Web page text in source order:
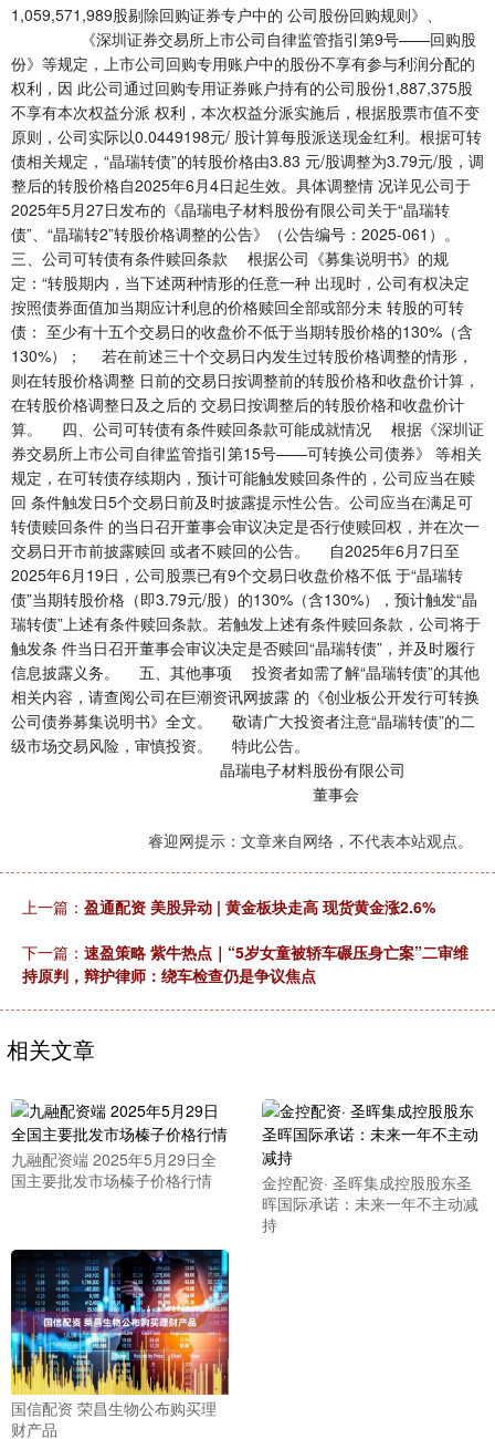
1,059,571,989股剔除回购证券专户中的 公司股份回购规则》、
《深圳证券交易所上市公司自律监管指引第9号——回购股
份》等规定，上市公司回购专用账户中的股份不享有参与利润分配的
权利，因 此公司通过回购专用证券账户持有的公司股份1,887,375股
不享有本次权益分派 权利，本次权益分派实施后，根据股票市值不变
原则，公司实际以0.0449198元/ 股计算每股派送现金红利。根据可转
债相关规定，“晶瑞转债”的转股价格由3.83 元/股调整为3.79元/股，调
整后的转股价格自2025年6月4日起生效。具体调整情 况详见公司于
2025年5月27日发布的《晶瑞电子材料股份有限公司关于“晶瑞转
债”、“晶瑞转2”转股价格调整的公告》（公告编号：2025-061）。
三、公司可转债有条件赎回条款 根据公司《募集说明书》的规
定：“转股期内，当下述两种情形的任意一种 出现时，公司有权决定
按照债券面值加当期应计利息的价格赎回全部或部分未 转股的可转
债： 至少有十五个交易日的收盘价不低于当期转股价格的130%（含
130%）； 若在前述三十个交易日内发生过转股价格调整的情形，
则在转股价格调整 日前的交易日按调整前的转股价格和收盘价计算，
在转股价格调整日及之后的 交易日按调整后的转股价格和收盘价计
算。 四、公司可转债有条件赎回条款可能成就情况 根据《深圳证
券交易所上市公司自律监管指引第15号——可转换公司债券》 等相关
规定，在可转债存续期内，预计可能触发赎回条件的，公司应当在赎
回 条件触发日5个交易日前及时披露提示性公告。公司应当在满足可
转债赎回条件 的当日召开董事会审议决定是否行使赎回权，并在次一
交易日开市前披露赎回 或者不赎回的公告。 自2025年6月7日至
2025年6月19日，公司股票已有9个交易日收盘价格不低 于“晶瑞转
债”当期转股价格（即3.79元/股）的130%（含130%），预计触发“晶
瑞转债”上述有条件赎回条款。若触发上述有条件赎回条款，公司将于
触发条 件当日召开董事会审议决定是否赎回“晶瑞转债”，并及时履行
信息披露义务。 五、其他事项 投资者如需了解“晶瑞转债”的其他
相关内容，请查阅公司在巨潮资讯网披露 的《创业板公开发行可转换
公司债券募集说明书》全文。 敬请广大投资者注意“晶瑞转债”的二
级市场交易风险，审慎投资。 特此公告。
晶瑞电子材料股份有限公司
董事会
睿迎网提示：文章来自网络，不代表本站观点。
上一篇： 盈通配资 美股异动 | 黄金板块走高 现货黄金涨2.6%
下一篇： 速盈策略 紫牛热点｜“5岁女童被轿车碾压身亡案”二审维
持原判，辩护律师：绕车检查仍是争议焦点
相关文章
九融配资端 2025年5月29日全
国主要批发市场榛子价格行情
金控配资· 圣晖集成控股股东圣
晖国际承诺：未来一年不主动减
持
国信配资 荣昌生物公布购买理
财产品